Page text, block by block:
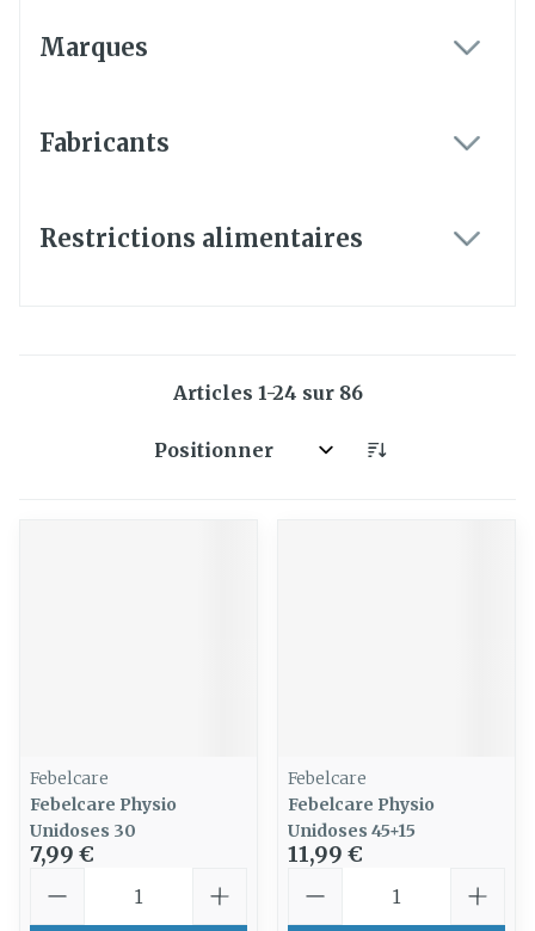
Marques
Fabricants
Restrictions alimentaires
Articles 1-24 sur 86
Trier par:
Febelcare
Febelcare Physio
Unidoses 30
7,99 €
Febelcare
Febelcare Physio
Unidoses 45+15
11,99 €